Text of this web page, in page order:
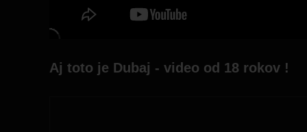
Aj toto je Dubaj - video od 18 rokov !